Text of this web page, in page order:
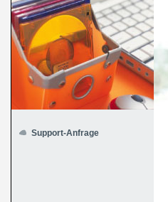
Support-Anfrage